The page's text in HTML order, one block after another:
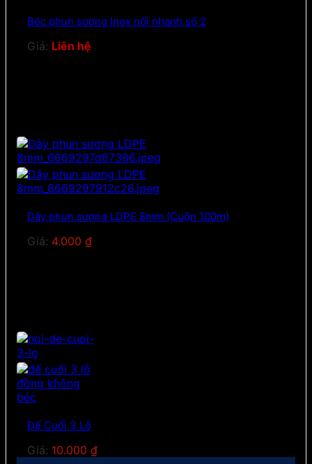
Béc phun sương Inox nối nhanh số 2
Giá: Liên hệ
Dây phun sương LDPE 8mm (Cuộn 100m)
Giá: 4.000 ₫
Đế Cuối 3 Lỗ
Giá: 10.000 ₫